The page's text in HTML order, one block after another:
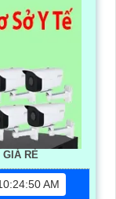
GIÁ RẺ
AM